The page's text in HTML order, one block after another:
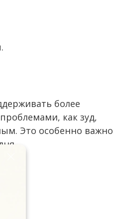
более
как зуд,
Это особенно важно